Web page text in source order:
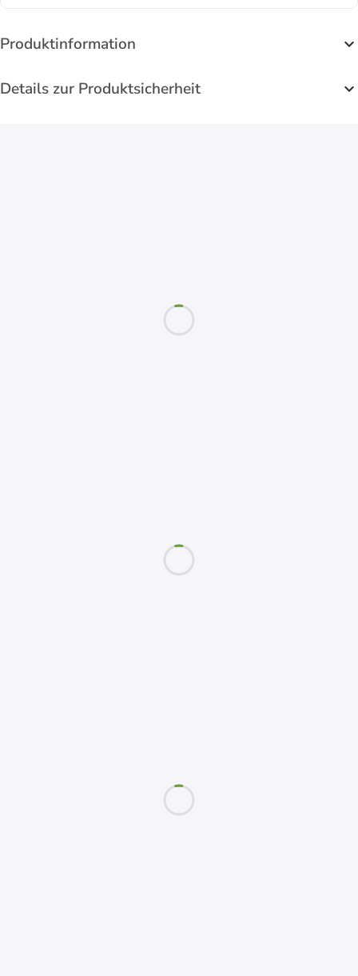
Produktinformation
Details zur Produktsicherheit